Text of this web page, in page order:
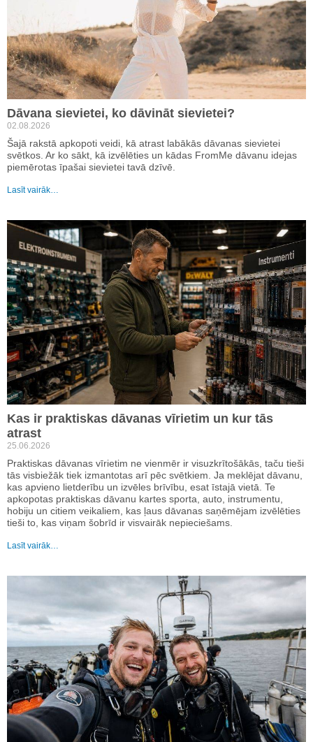
Dāvana sievietei, ko dāvināt sievietei?
02.08.2026
Šajā rakstā apkopoti veidi, kā atrast labākās dāvanas sievietei
svētkos. Ar ko sākt, kā izvēlēties un kādas FromMe dāvanu idejas
piemērotas īpašai sievietei tavā dzīvē.
Lasīt vairāk…
Kas ir praktiskas dāvanas vīrietim un kur tās
atrast
25.06.2026
Praktiskas dāvanas vīrietim ne vienmēr ir visuzkrītošākās, taču tieši
tās visbiežāk tiek izmantotas arī pēc svētkiem. Ja meklējat dāvanu,
kas apvieno lietderību un izvēles brīvību, esat īstajā vietā. Te
apkopotas praktiskas dāvanu kartes sporta, auto, instrumentu,
hobiju un citiem veikaliem, kas ļaus dāvanas saņēmējam izvēlēties
tieši to, kas viņam šobrīd ir visvairāk nepieciešams.
Lasīt vairāk…